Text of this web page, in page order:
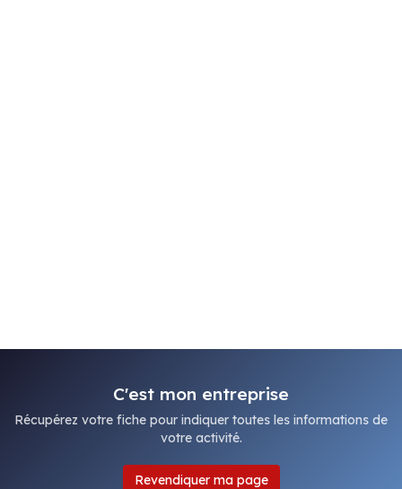
C'est mon entreprise
Récupérez votre fiche pour indiquer toutes les informations de
votre activité.
Revendiquer ma page